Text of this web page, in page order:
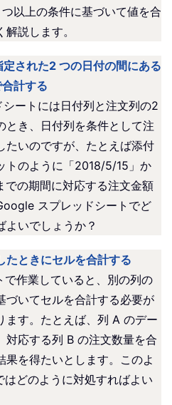
以上の条件に基づいて値を合
説します。
された2 つの日付の間にある
計する
ートには日付列と注文列の2
とき、日付列を条件として注
たいのですが、たとえば添付
トのように「2018/5/15」か
の期間に対応する注文金額
スプレッドシートでど
よいでしょうか？
たときにセルを合計する
作業していると、別の列の
づいてセルを合計する必要が
ます。たとえば、列 A のデー
対応する列 B の注文数量を合
果を得たいとします。このよ
はどのように対処すればよい